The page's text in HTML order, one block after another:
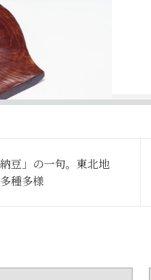
豆」の一句。東北地
種多様